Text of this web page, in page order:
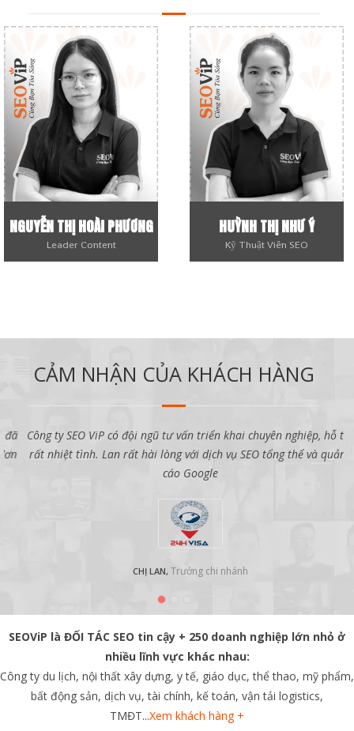
NGUYỄN THỊ HOÀI PHƯƠNG
Leader Content
HUỲNH THỊ NHƯ Ý
Kỹ Thuật Viên SEO
CẢM NHẬN CỦA KHÁCH HÀNG
Công ty SEO ViP có đội ngũ tư vấn triển khai chuyên nghiệp, hỗ trợ
rất nhiệt tình. Lan rất hài lòng với dịch vụ SEO tổng thể và quảng
cáo Google
CHỊ LAN,Trưởng chi nhánh
SEOViP là ĐỐI TÁC SEO tin cậy + 250 doanh nghiệp lớn nhỏ ở
nhiều lĩnh vực khác nhau:
Công ty du lịch, nội thất xây dựng, y tế, giáo dục, thể thao, mỹ phẩm,
bất động sản, dịch vụ, tài chính, kế toán, vận tải logistics,
TMĐT...Xem khách hàng +